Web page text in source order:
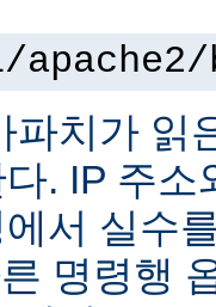
파치가 읽
. IP 주
서 실수
명령행